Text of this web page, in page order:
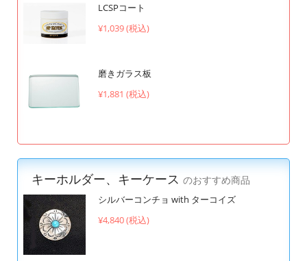
LCSPコート
¥1,039 (税込)
磨きガラス板
¥1,881 (税込)
キーホルダー、キーケース のおすすめ商品
シルバーコンチョ with ターコイズ
¥4,840 (税込)